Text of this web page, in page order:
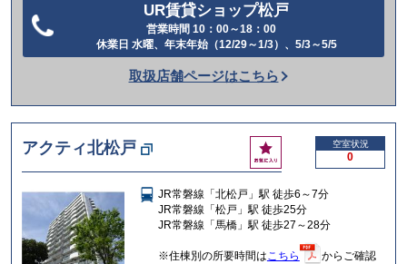
UR賃貸ショップ松戸
営業時間 10：00～18：00
休業日 水曜、年末年始（12/29～1/3）、5/3～5/5
話
か
け
る
取扱店舗ページはこちら
アクティ北松戸
お
気
入
り
空室状況
0
JR常磐線「北松戸」駅 徒歩6～7分
JR常磐線「松戸」駅 徒歩25分
JR常磐線「馬橋」駅 徒歩27～28分
※住棟別の所要時間はこちら
からご確認